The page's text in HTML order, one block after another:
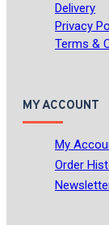
Delivery
Privacy
Terms &
MY ACCOUNT
My
Order